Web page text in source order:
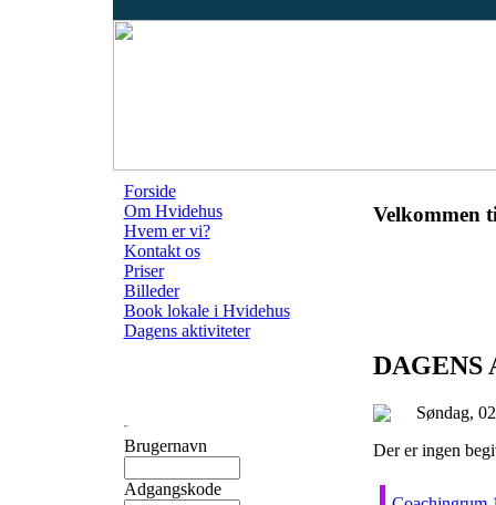
Forside
Om Hvidehus
Hvem er vi?
Kontakt os
Priser
Billeder
Book lokale i Hvidehus
Dagens aktiviteter
Brugernavn
Adgangskode
Velkommen
Søndag,
Der er ingen